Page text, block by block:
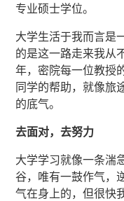
专业硕士学位。
大学生活于我而言是
的是这一路走来我从
年，密院每一位教授
同学的帮助，就像旅
的底气。
去面对，去努力
大学学习就像一条湍
谷，唯有一鼓作气，
气在身上的，但很快